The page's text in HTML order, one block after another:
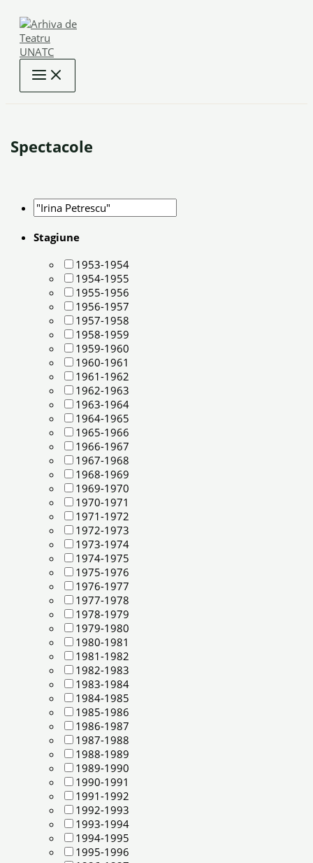
content
Spectacole
Stagiune
1953-1954
1954-1955
1955-1956
1956-1957
1957-1958
1958-1959
1959-1960
1960-1961
1961-1962
1962-1963
1963-1964
1964-1965
1965-1966
1966-1967
1967-1968
1968-1969
1969-1970
1970-1971
1971-1972
1972-1973
1973-1974
1974-1975
1975-1976
1976-1977
1977-1978
1978-1979
1979-1980
1980-1981
1981-1982
1982-1983
1983-1984
1984-1985
1985-1986
1986-1987
1987-1988
1988-1989
1989-1990
1990-1991
1991-1992
1992-1993
1993-1994
1994-1995
1995-1996